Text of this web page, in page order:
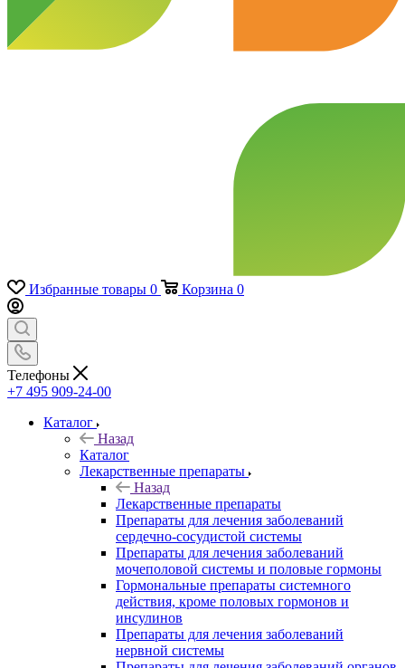
Избранные товары 0 Корзина 0
Телефоны
+7 495 909-24-00
Каталог
Назад
Каталог
Лекарственные препараты
Назад
Лекарственные препараты
Препараты для лечения заболеваний
сердечно-сосудистой системы
Препараты для лечения заболеваний
мочеполовой системы и половые гормоны
Гормональные препараты системного
действия, кроме половых гормонов и
инсулинов
Препараты для лечения заболеваний
нервной системы